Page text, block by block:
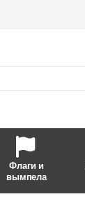
Флаги и
вымпела